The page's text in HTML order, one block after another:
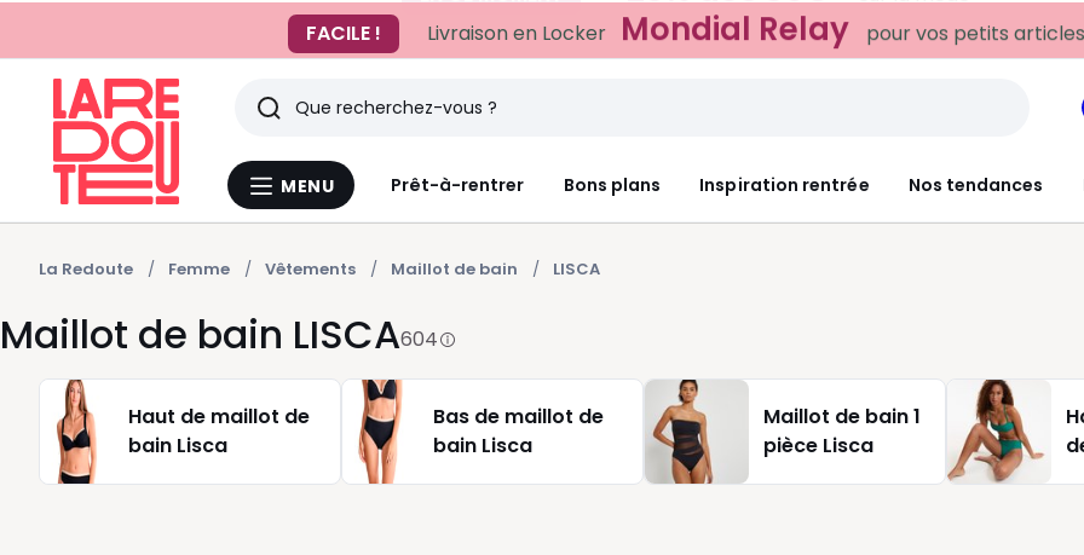
FACILE !
Livraison en Locker Mondial Relay pour vos petits articles
Menu
MENU Prêt-à-rentrer Bons plans Inspiration rentrée Nos tendances
Rechercher
Derniers
articles
vus
La Redoute Femme Vêtements Maillot de bain LISCA
Maillot de bain LISCA604
Haut de maillot de
bain Lisca
Bas de maillot de
bain Lisca
Maillot de bain 1
pièce Lisca